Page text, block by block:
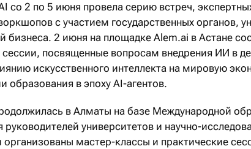
со 2 по 5 июня провела серию встреч,
с участием государственных органов,
бизнеса. 2 июня на площадке Alem.ai в Астане
посвященные вопросам внедрения ИИ в
искусственного интеллекта на мировую
образования в эпоху AI-агентов.
в Алматы на базе Международной
университетов и научно-
организованы мастер-классы и практические